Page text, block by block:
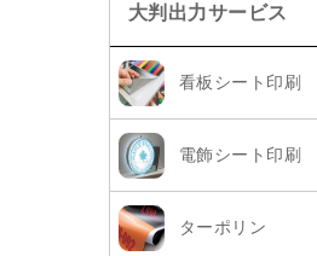
大判出力サービス
看板シート印刷
電飾シート印刷
ターポリン